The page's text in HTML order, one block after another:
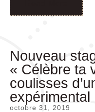
Nouveau
« Célèbre ta
coulisses
expérimental
octobre 31, 2019